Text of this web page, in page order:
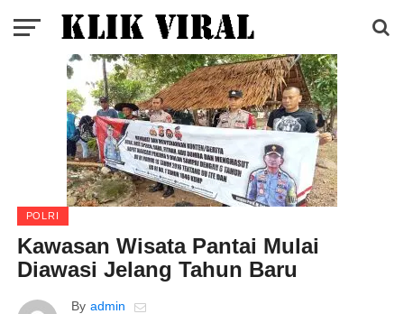
POLRI
Kawasan Wisata Pantai Mulai
Diawasi Jelang Tahun Baru
By admin